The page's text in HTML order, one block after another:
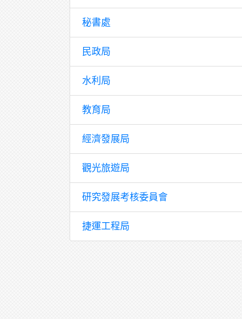
秘書處
民政局
水利局
教育局
經濟發展局
觀光旅遊局
研究發展考核委員會
捷運工程局